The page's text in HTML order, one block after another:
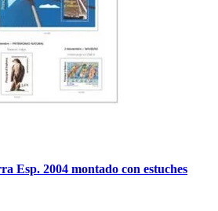
Esp. 2004 montado con estuches